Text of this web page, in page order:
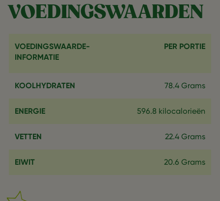
VOEDINGSWAARDEN
VOEDINGSWAARDE-
INFORMATIE
PER PORTIE
KOOLHYDRATEN 78.4 Grams
ENERGIE 596.8 kilocalorieën
VETTEN 22.4 Grams
EIWIT 20.6 Grams